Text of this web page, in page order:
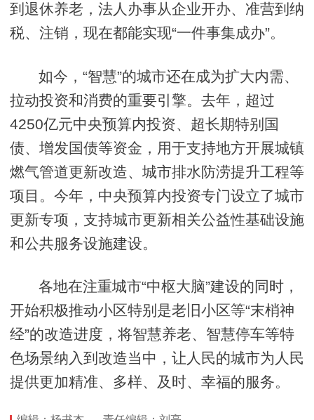
到退休养老，法人办事从企业开办、准营到纳
税、注销，现在都能实现“一件事集成办”。
如今，“智慧”的城市还在成为扩大内需、
拉动投资和消费的重要引擎。去年，超过
4250亿元中央预算内投资、超长期特别国
债、增发国债等资金，用于支持地方开展城镇
燃气管道更新改造、城市排水防涝提升工程等
项目。今年，中央预算内投资专门设立了城市
更新专项，支持城市更新相关公益性基础设施
和公共服务设施建设。
各地在注重城市“中枢大脑”建设的同时，
开始积极推动小区特别是老旧小区等“末梢神
经”的改造进度，将智慧养老、智慧停车等特
色场景纳入到改造当中，让人民的城市为人民
提供更加精准、多样、及时、幸福的服务。